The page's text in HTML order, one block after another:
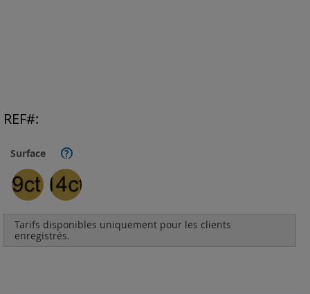
Surface ?
Tarifs disponibles uniquement pour les clients
enregistrés.
REF